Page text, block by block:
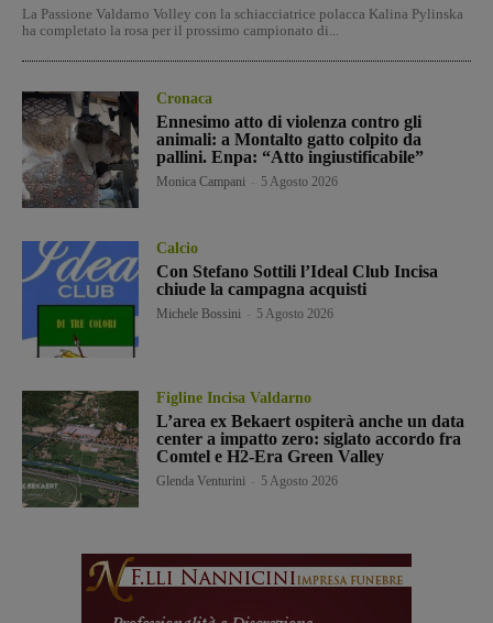
La Passione Valdarno Volley con la schiacciatrice polacca Kalina Pylinska
ha completato la rosa per il prossimo campionato di...
Cronaca
Ennesimo atto di violenza contro gli
animali: a Montalto gatto colpito da
pallini. Enpa: “Atto ingiustificabile”
Monica Campani 5 Agosto 2026
Calcio
Con Stefano Sottili l’Ideal Club Incisa
chiude la campagna acquisti
Michele Bossini 5 Agosto 2026
Figline Incisa Valdarno
L’area ex Bekaert ospiterà anche un data
center a impatto zero: siglato accordo fra
Comtel e H2-Era Green Valley
Glenda Venturini 5 Agosto 2026